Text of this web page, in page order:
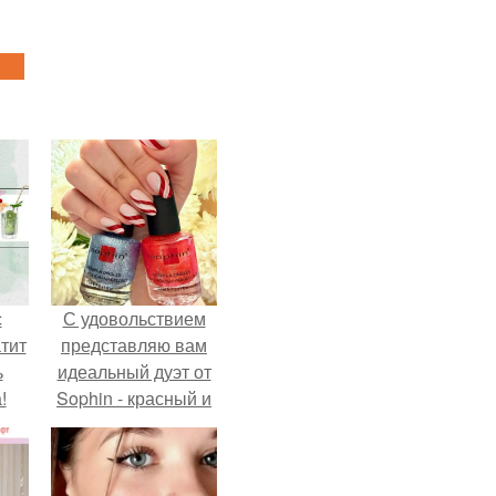
С удовольствием
представляю вам
идеальный дуэт от
Sophin - красный и
синий оттенки Sand
Effect номер 0299 и
номер 0262.